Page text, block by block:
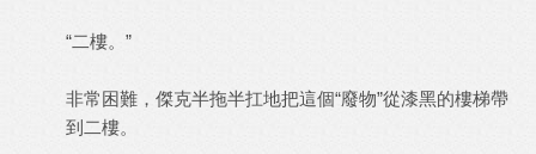
“二樓。”
非常困難，傑克半拖半扛地把這個“廢物”從漆黑的樓梯帶
到二樓。